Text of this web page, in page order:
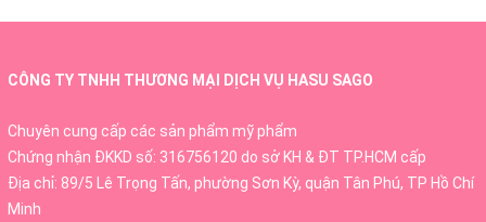
- Chất liệu : Thun cotton, hình in nhiệt sắc nét
CÔNG TY TNHH THƯƠNG MẠI DỊCH VỤ HASU SAGO
Chuyên cung cấp các sản phẩm mỹ phẩm
Chứng nhận ĐKKD số: 316756120 do sở KH & ĐT TP.HCM cấp
Địa chỉ: 89/5 Lê Trọng Tấn, phường Sơn Kỳ, quận Tân Phú, TP Hồ Chí
Minh